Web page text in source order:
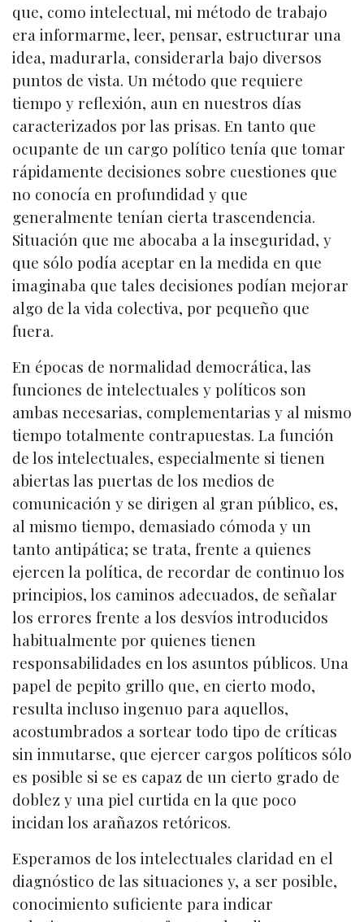
que, como intelectual, mi método de trabajo
era informarme, leer, pensar, estructurar una
idea, madurarla, considerarla bajo diversos
puntos de vista. Un método que requiere
tiempo y reflexión, aun en nuestros días
caracterizados por las prisas. En tanto que
ocupante de un cargo político tenía que tomar
rápidamente decisiones sobre cuestiones que
no conocía en profundidad y que
generalmente tenían cierta trascendencia.
Situación que me abocaba a la inseguridad, y
que sólo podía aceptar en la medida en que
imaginaba que tales decisiones podían mejorar
algo de la vida colectiva, por pequeño que
fuera.
En épocas de normalidad democrática, las
funciones de intelectuales y políticos son
ambas necesarias, complementarias y al mismo
tiempo totalmente contrapuestas. La función
de los intelectuales, especialmente si tienen
abiertas las puertas de los medios de
comunicación y se dirigen al gran público, es,
al mismo tiempo, demasiado cómoda y un
tanto antipática; se trata, frente a quienes
ejercen la política, de recordar de continuo los
principios, los caminos adecuados, de señalar
los errores frente a los desvíos introducidos
habitualmente por quienes tienen
responsabilidades en los asuntos públicos. Una
papel de pepito grillo que, en cierto modo,
resulta incluso ingenuo para aquellos,
acostumbrados a sortear todo tipo de críticas
sin inmutarse, que ejercer cargos políticos sólo
es posible si se es capaz de un cierto grado de
doblez y una piel curtida en la que poco
incidan los arañazos retóricos.
Esperamos de los intelectuales claridad en el
diagnóstico de las situaciones y, a ser posible,
conocimiento suficiente para indicar